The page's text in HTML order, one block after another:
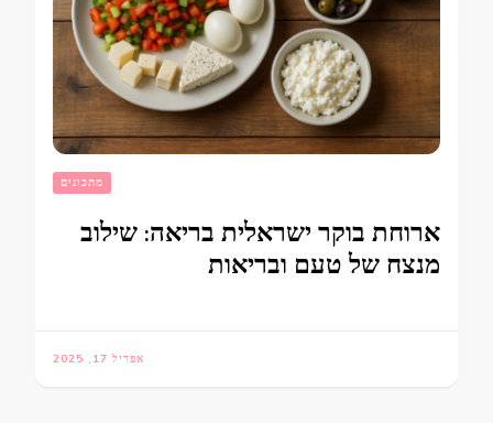
מתכונים
ארוחת בוקר ישראלית בריאה: שילוב
מנצח של טעם ובריאות
אפריל 17, 2025